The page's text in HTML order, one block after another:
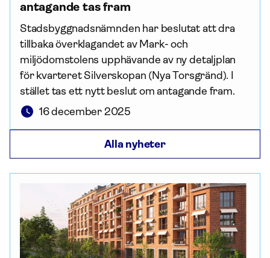
antagande tas fram
Stadsbyggnadsnämnden har beslutat att dra
tillbaka överklagandet av Mark- och
miljödomstolens upphävande av ny detaljplan
för kvarteret Silverskopan (Nya Torsgränd). I
stället tas ett nytt beslut om antagande fram.
16 december 2025
Alla nyheter